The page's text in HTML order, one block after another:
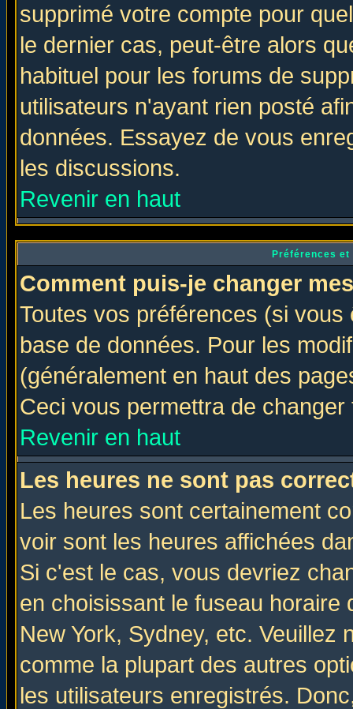
supprimé votre compte pour
le dernier cas, peut-être alors
habituel pour les forums de
utilisateurs n'ayant rien posté
données. Essayez de vous
les discussions.
Revenir en haut
Préférences
Comment puis-je changer
Toutes vos préférences (si
base de données. Pour les
(généralement en haut des
Ceci vous permettra de
Revenir en haut
Les heures ne sont pas
Les heures sont certainement
voir sont les heures affichées
Si c'est le cas, vous devriez
en choisissant le fuseau
New York, Sydney, etc. Veuillez
comme la plupart des autres
les utilisateurs enregistrés.